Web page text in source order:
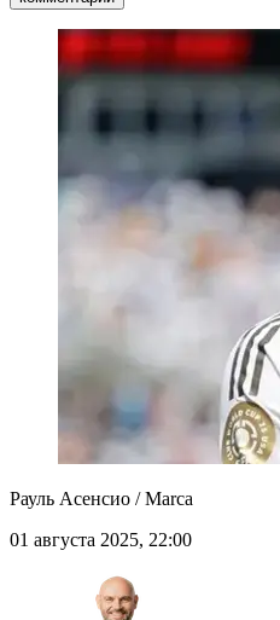
Рауль Асенсио / Marca
01 августа 2025, 22:00